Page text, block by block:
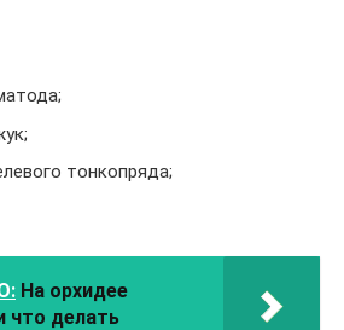
тонкопряда;
На орхидее
что делать